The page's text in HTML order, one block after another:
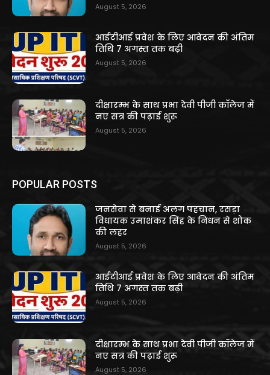
August 5, 2026
आईटीआई प्रवेश के लिए आवेदन की अंतिम
तिथि 7 अगस्त तक बढ़ी
August 5, 2026
दीक्षारम्भ के साथ प्रभा देवी पीजी कॉलेज में
नए सत्र की पढ़ाई शुरू
August 5, 2026
POPULAR POSTS
जनसेवा से बनाई अलग पहचान, रसड़ा
विधायक उमाशंकर सिंह के निधन से शोक
की लहर
August 5, 2026
आईटीआई प्रवेश के लिए आवेदन की अंतिम
तिथि 7 अगस्त तक बढ़ी
August 5, 2026
दीक्षारम्भ के साथ प्रभा देवी पीजी कॉलेज में
नए सत्र की पढ़ाई शुरू
August 5, 2026